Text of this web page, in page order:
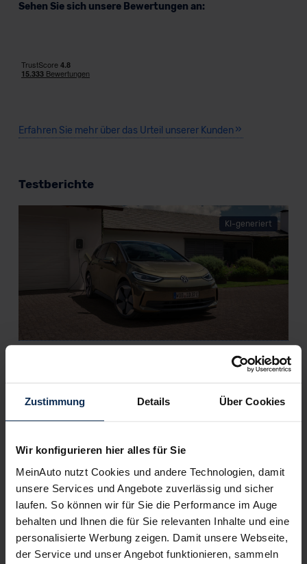
Zustimmung Details Über Cookies
Wir konfigurieren hier alles für Sie
MeinAuto nutzt Cookies und andere Technologien, damit
unsere Services und Angebote zuverlässig und sicher
laufen. So können wir für Sie die Performance im Auge
behalten und Ihnen die für Sie relevanten Inhalte und eine
personalisierte Werbung zeigen. Damit unsere Webseite,
der Service und unser Angebot funktionieren, sammeln
Sehen Sie sich unsere Bewertungen an:
Erfahren Sie mehr über das Urteil unserer Kunden
Testberichte
KI-generiert
VW ID.3 (Test 2023): Modellpflege dringend
Die Initialzündung für VWs Elektro-Ära ist mit dem ID.3
erneuerten ID.3 im Test.
Artikel lesen
Weitere Artikel im Automagazin